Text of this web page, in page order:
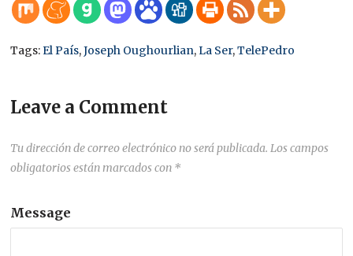
Tags:El País,Joseph Oughourlian,La Ser,TelePedro
Leave a Comment
Tu dirección de correo electrónico no será publicada. Los campos
obligatorios están marcados con *
Message